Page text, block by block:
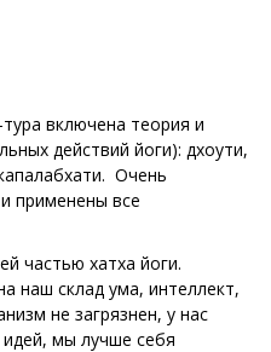
включена теория и
действий йоги): дхоути,
Очень
применены все
частью хатха йоги.
наш склад ума, интеллект,
не загрязнен, у нас
мы лучше себя